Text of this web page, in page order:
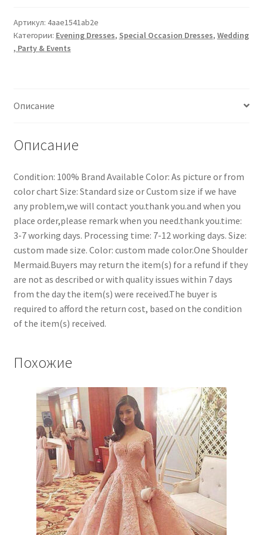
Артикул: 4aae1541ab2e
Категории: Evening Dresses, Special Occasion Dresses, Wedding
, Party & Events
Описание
Описание
Condition: 100% Brand Available Color: As picture or from
color chart Size: Standard size or Custom size if we have
any problem,we will contact you.thank you.and when you
place order,please remark when you need.thank you.time:
3-7 working days. Processing time: 7-12 working days. Size:
custom made size. Color: custom made color.One Shoulder
Mermaid.Buyers may return the item(s) for a refund if they
are not as described or with quality issues within 7 days
from the day the item(s) were received.The buyer is
required to afford the return cost, based on the condition
of the item(s) received.
Похожие